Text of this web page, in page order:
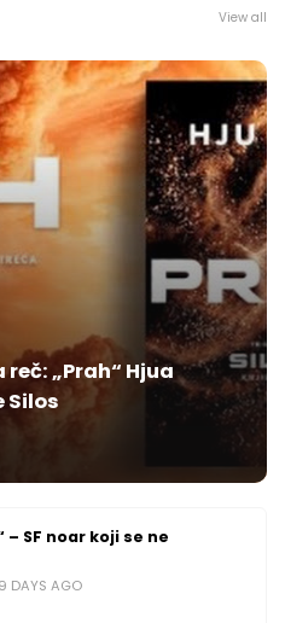
View all
„Prah“ Hjua
Silos
– SF noar koji se ne
DAYS AGO